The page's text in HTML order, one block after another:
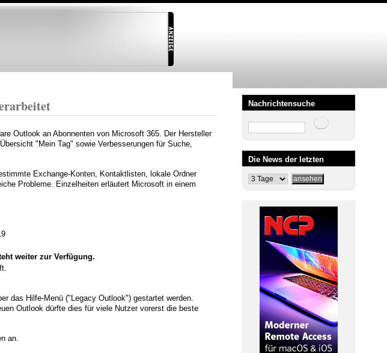
Outlook an Abonnenten von Microsoft 365. Der Hersteller
"Mein Tag" sowie Verbesserungen für Suche,
Exchange-Konten, Kontaktlisten, lokale Ordner
Probleme. Einzelheiten erläutert Microsoft in einem
weiter zur Verfügung.
das Hilfe-Menü ("Legacy Outlook") gestartet werden.
Outlook dürfte dies für viele Nutzer vorerst die beste
an.
Nachrichtensuche
Suche
Die News der letzten